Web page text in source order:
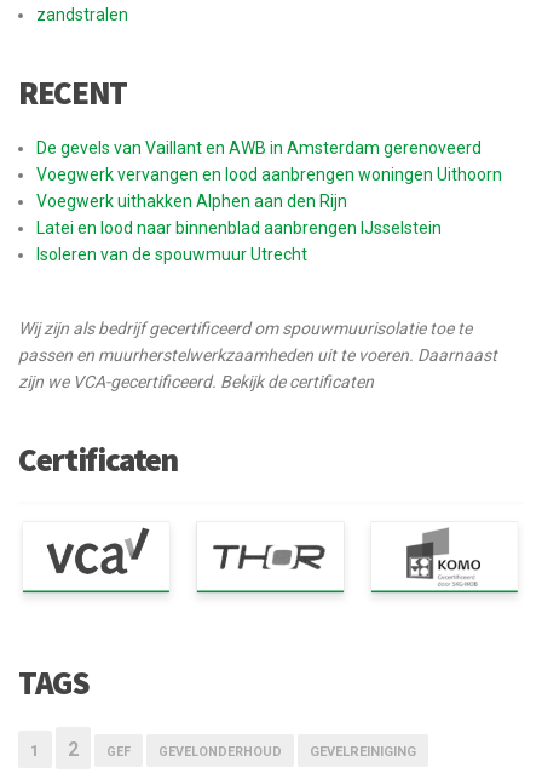
zandstralen
RECENT
De gevels van Vaillant en AWB in Amsterdam gerenoveerd
Voegwerk vervangen en lood aanbrengen woningen Uithoorn
Voegwerk uithakken Alphen aan den Rijn
Latei en lood naar binnenblad aanbrengen IJsselstein
Isoleren van de spouwmuur Utrecht
Wij zijn als bedrijf gecertificeerd om spouwmuurisolatie toe te
passen en muurherstelwerkzaamheden uit te voeren. Daarnaast
zijn we VCA-gecertificeerd. Bekijk de certificaten
Certificaten
TAGS
1 2 GEF GEVELONDERHOUD GEVELREINIGING